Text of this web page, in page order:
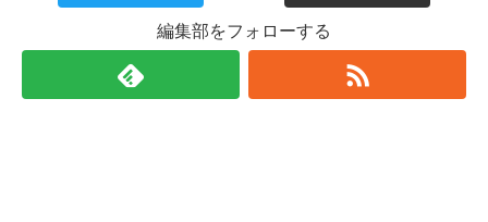
編集部をフォローする